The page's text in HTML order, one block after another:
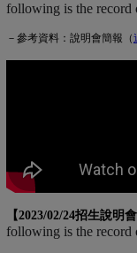
following is the record
－參考資料：說明會簡報（
【2023/02/24招生說明
following is the record